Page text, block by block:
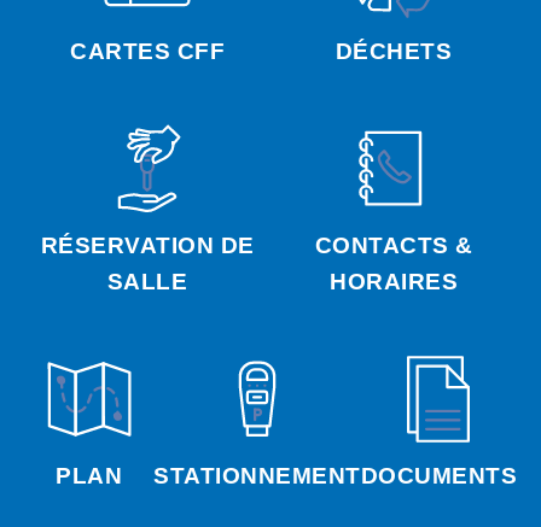
CARTES CFF DÉCHETS
RÉSERVATION DE
SALLE
CONTACTS &
HORAIRES
PLAN STATIONNEMENTDOCUMENTS